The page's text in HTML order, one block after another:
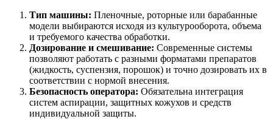
Тип машины: Пленочные, роторные или барабанные
модели выбираются исходя из культурооборота, объема
и требуемого качества обработки.
Дозирование и смешивание: Современные системы
позволяют работать с разными форматами препаратов
(жидкость, суспензия, порошок) и точно дозировать их в
соответствии с нормой внесения.
Безопасность оператора: Обязательна интеграция
систем аспирации, защитных кожухов и средств
индивидуальной защиты.